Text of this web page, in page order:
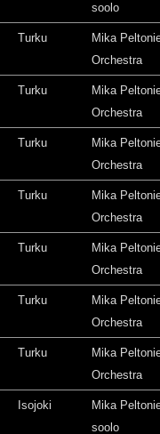
soolo
Turku
Mika
Orchestra
Turku
Mika
Orchestra
Turku
Mika
Orchestra
Turku
Mika
Orchestra
Turku
Mika
Orchestra
Turku
Mika
Orchestra
Turku
Mika
Orchestra
Isojoki
Mika
soolo